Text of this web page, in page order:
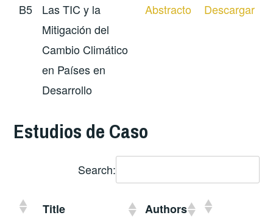
B5
Las TIC y la
Mitigación del
Cambio Climático
en Países en
Desarrollo
Abstracto Descargar
Estudios de Caso
Search:
Title
Authors